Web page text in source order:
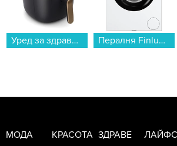
Уред за здравословно готвене Philips NA322/00 AirFryer... Пералня Finlux FXN 6101S , 1000 об./мин., 6.00 kg, A , Бял...
МОДА КРАСОТА ЗДРАВЕ